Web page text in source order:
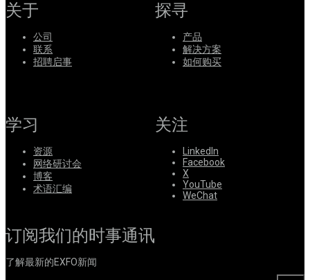
关于
公司
联系
招聘启事
探寻
产品
解决方案
如何购买
学习
资源
网络研讨会
博客
术语汇编
关注
LinkedIn
Facebook
X
YouTube
WeChat
订阅我们的时事通讯
了解最新的EXFO新闻